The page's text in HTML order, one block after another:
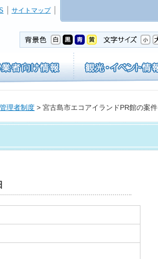
サイトマップ
理者制度 > 宮古島市エコアイランドPR館の案件